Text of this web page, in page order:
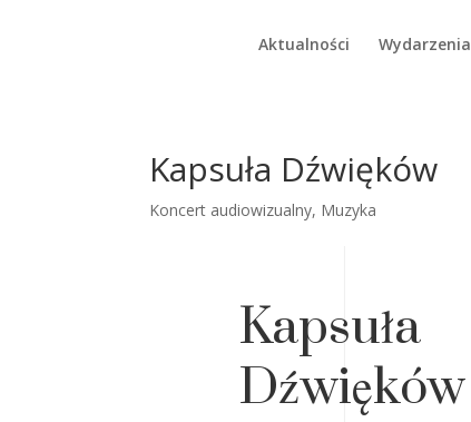
Aktualności Wydarzenia
Kapsuła Dźwięków
Koncert audiowizualny, Muzyka
Kapsuła
Dźwięków